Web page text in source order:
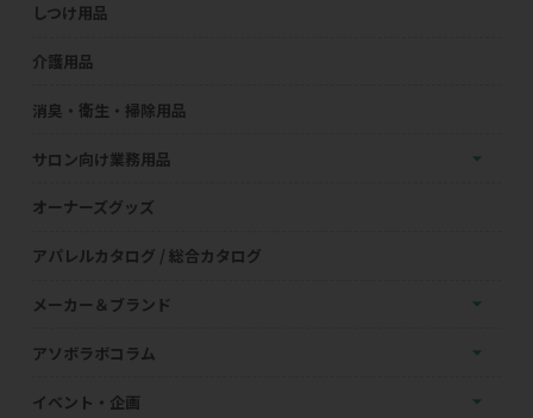
しつけ用品
介護用品
消臭・衛生・掃除用品
サロン向け業務用品
オーナーズグッズ
アパレルカタログ / 総合カタログ
メーカー＆ブランド
アソボラボコラム
イベント・企画